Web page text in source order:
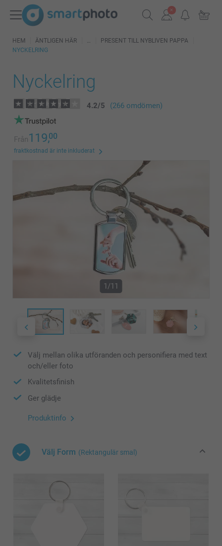
HEM ÄNTLIGEN HÄR
PRESENT TILL NYBLIVEN PAPPA
NYCKELRING
Nyckelring
4.2/5 (266 omdömen)
Från119,00
fraktkostnad är inte inkluderat
1/11
Välj mellan olika utföranden och personifiera med text
och/eller foto
Kvalitetsfinish
Ger glädje
Produktinfo
Välj Form (Rektangulär smal)